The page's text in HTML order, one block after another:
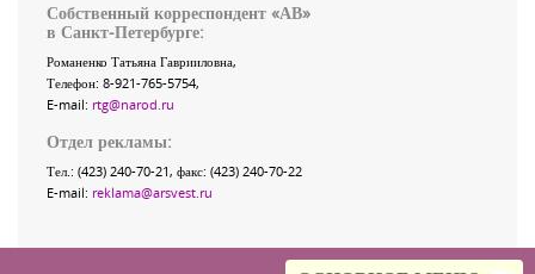
Собственный корреспондент «АВ»
в Санкт-Петербурге:
Романенко Татьяна Гаврииловна,
Телефон: 8-921-765-5754,
E-mail: rtg@narod.ru
Отдел рекламы:
Тел.: (423) 240-70-21, факс: (423) 240-70-22
E-mail: reklama@arsvest.ru